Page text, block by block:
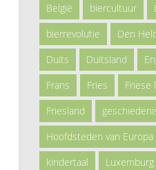
België
biercultuur
bierrevolutie
Den
Duits
Duitsland
Frans
Fries
Friese
Friesland
Hoofdsteden van Europa
kindertaal
Luxemburg